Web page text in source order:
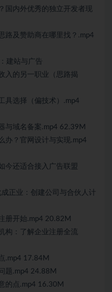
国内外优秀的独立开发者现
路及赞助商在哪里找？.mp4
建站与广告
入的另一职业（思路揭
具选择（偏技术）.mp4
与域名备案.mp4 62.39M
办？官网设计与实现.mp4
今还适合接入广告联盟
正业：创建公司与合伙人计
册开始.mp4 20.82M
构：了解企业注册全流
.mp4 17.84M
题.mp4 24.88M
的点.mp4 16.30M